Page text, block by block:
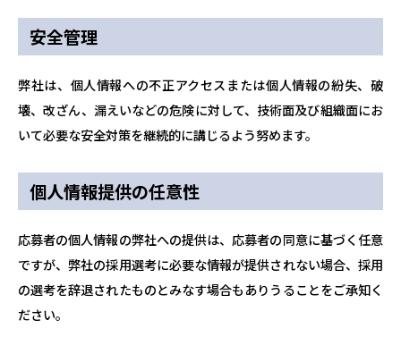
安全管理
弊社は、個人情報への不正アクセスまたは個人情報の紛失、破
壊、改ざん、漏えいなどの危険に対して、技術面及び組織面にお
いて必要な安全対策を継続的に講じるよう努めます。
個人情報提供の任意性
応募者の個人情報の弊社への提供は、応募者の同意に基づく任意
ですが、弊社の採用選考に必要な情報が提供されない場合、採用
の選考を辞退されたものとみなす場合もありうることをご承知く
ださい。